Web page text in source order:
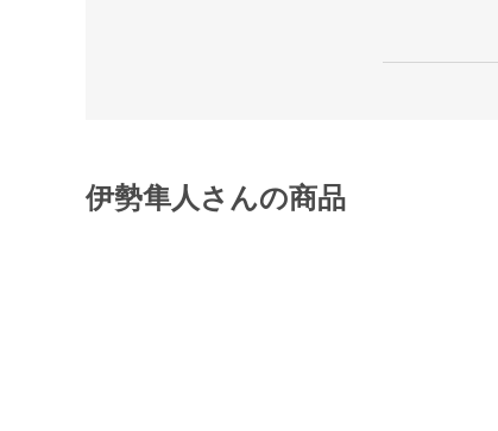
伊勢隼人さんの商品